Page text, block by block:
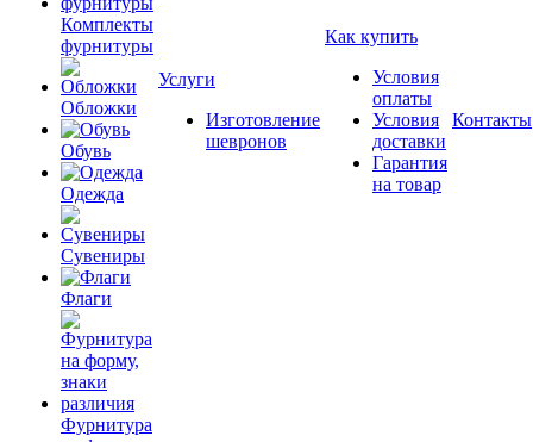
Комплекты
фурнитуры
Обложки
Обувь
Одежда
Сувениры
Флаги
Фурнитура
Услуги
Изготовление
шевронов
Как купить
Условия
оплаты
Условия
доставки
Гарантия
на товар
Контакты